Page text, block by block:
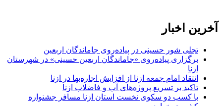
آخرین اخبار
تجلی شور حسینی در پیاده‌روی جاماندگان اربعین
برگزاری پیاده‌روی «جاماندگان اربعین حسینی» در شهرستان
ازنا
انتقاد امام جمعه ازنا از افزایش اجاره‌بها در ازنا
تاکید بر تسریع پروژه‌های آب و فاضلاب ازنا
با کسب دو سکوی نخست استان ازنا مسافر جشنواره